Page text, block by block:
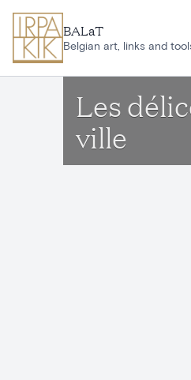
BALaT
Belgian art, links and
Les
ville